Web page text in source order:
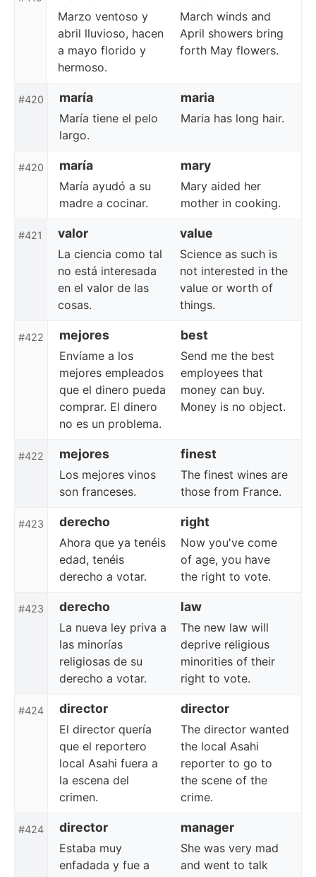
Marzo ventoso y
abril lluvioso, hacen
a mayo florido y
hermoso.
March winds and
April showers bring
forth May flowers.
#420 maría maria
María tiene el pelo
largo.
Maria has long hair.
#420 maría mary
María ayudó a su
madre a cocinar.
Mary aided her
mother in cooking.
#421 valor value
La ciencia como tal
no está interesada
en el valor de las
cosas.
Science as such is
not interested in the
value or worth of
things.
#422 mejores best
Envíame a los
mejores empleados
que el dinero pueda
comprar. El dinero
no es un problema.
Send me the best
employees that
money can buy.
Money is no object.
#422 mejores finest
Los mejores vinos
son franceses.
The finest wines are
those from France.
#423 derecho right
Ahora que ya tenéis
edad, tenéis
derecho a votar.
Now you've come
of age, you have
the right to vote.
#423 derecho law
La nueva ley priva a
las minorías
religiosas de su
derecho a votar.
The new law will
deprive religious
minorities of their
right to vote.
#424 director director
El director quería
que el reportero
local Asahi fuera a
la escena del
crimen.
The director wanted
the local Asahi
reporter to go to
the scene of the
crime.
#424 director manager
Estaba muy
enfadada y fue a
She was very mad
and went to talk